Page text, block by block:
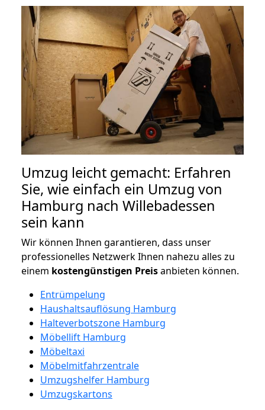
Umzug leicht gemacht: Erfahren
Sie, wie einfach ein Umzug von
Hamburg nach Willebadessen
sein kann
Wir können Ihnen garantieren, dass unser
professionelles Netzwerk Ihnen nahezu alles zu
einem kostengünstigen Preisanbieten können.
Entrümpelung
Haushaltsauflösung Hamburg
Halteverbotszone Hamburg
Möbellift Hamburg
Möbeltaxi
Möbelmitfahrzentrale
Umzugshelfer Hamburg
Umzugskartons